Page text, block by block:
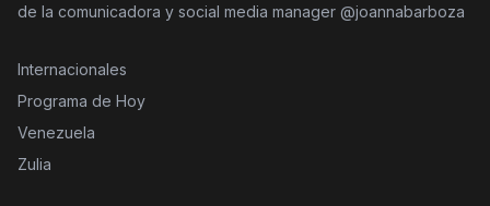
de la comunicadora y social media manager @joannabarboza
Internacionales
Programa de Hoy
Venezuela
Zulia